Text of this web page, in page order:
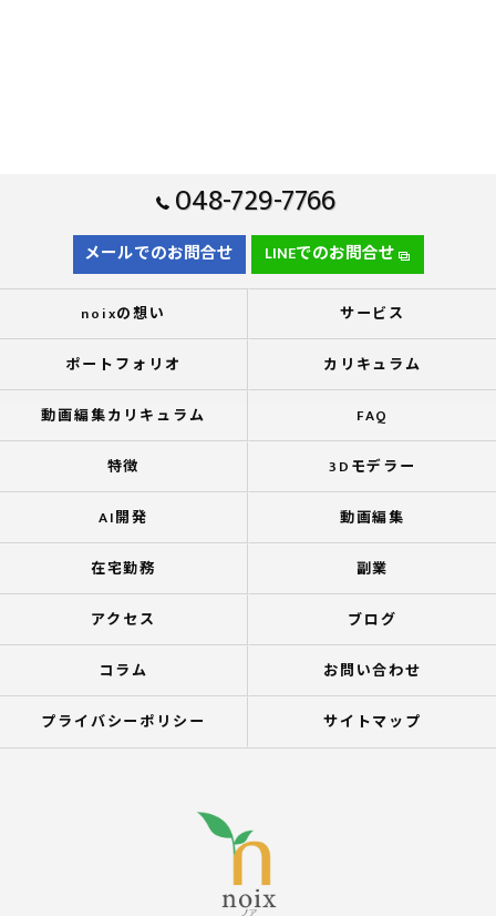
048-729-7766
メールでのお問合せ LINEでのお問合せ
noixの想い サービス
ポートフォリオ カリキュラム
動画編集カリキュラム FAQ
特徴 3Dモデラー
AI開発 動画編集
在宅勤務 副業
アクセス ブログ
コラム お問い合わせ
プライバシーポリシー サイトマップ